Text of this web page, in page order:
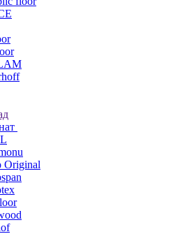
Original